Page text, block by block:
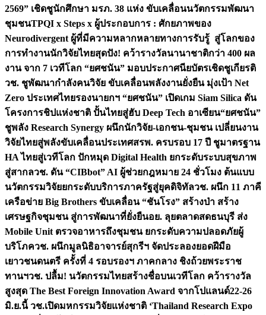
2569” เชิดชูนักศึกษา มรภ. 38 แห่ง ขับเคลื่อนนวัตกรรมพัฒนา
ชุมชนTPQI x Steps x ผู้ประกอบการ : ศักยภาพของ
Neurodivergent ผู้ที่มีความหลากหลายทางการรับรู้ สู่โลกของ
การทำงานนักวิจัยไทยสุดปัง! คว้ารางวัลนานาชาติกว่า 400 ผล
งาน จาก 7 เวทีโลก “ยศชนัน” มอบประกาศนียบัตรเชิดชูเกียรติ
วช. ชูพัฒนากำลังคนวิจัย ขับเคลื่อนพลังงานยั่งยืน มุ่งเป้า Net
Zero ประเทศไทยรองนายกฯ “ยศชนัน” เปิดเกม Siam Silica ดัน
โครงการชิปแห่งชาติ ปั้นไทยสู่ฮับ Deep Tech อาเซียน“ยศชนัน”
ชูพลัง Research Synergy ผนึกนักวิจัย-เอกชน-ชุมชน เปลี่ยนงาน
วิจัยไทยสู่พลังขับเคลื่อนประเทศสรพ. ครบรอบ 17 ปี ชูมาตรฐาน
HA ไทยสู่เวทีโลก ปักหมุด Digital Health ยกระดับระบบสุขภาพ
สู่สากลวช. ดัน “CIBbot” AI ผู้ช่วยกฎหมาย 24 ชั่วโมง ต้นแบบ
นวัตกรรมวิจัยยกระดับบริการภาครัฐสู่ยุคดิจิทัลวช. ผนึก 11 ภาคี
เครือข่าย Big Brothers ขับเคลื่อน “ชันโรง” สร้างป่า สร้าง
เศรษฐกิจชุมชน สู่การพัฒนาที่ยั่งยืนอย. ลุยตลาดสดธนบุรี ส่ง
Mobile Unit ตรวจอาหารถึงชุมชน ยกระดับความปลอดภัยผู้
บริโภควช. ผนึกมูลนิธิอาจารย์สุกรีฯ จัดประลองยอดฝีมือ
เยาวชนดนตรี ครั้งที่ 4 รอบรองฯ ภาคกลาง ชิงถ้วยพระราช
ทานฯวช. ปลื้ม! นวัตกรรมไทยสร้างชื่อบนเวทีโลก คว้ารางวัล
สูงสุด The Best Foreign Innovation Award จากโปแลนด์22-26
มิ.ย.นี้ วช.เปิดมหกรรมวิจัยแห่งชาติ ‘Thailand Research Expo